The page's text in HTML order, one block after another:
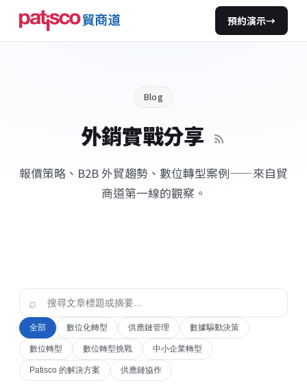
預約演示→
Blog
外銷實戰分享
報價策略、B2B 外貿趨勢、數位轉型案例——來自貿
商道第一線的觀察。
⌕
全部 數位化轉型 供應鏈管理 數據驅動決策
數位轉型 數位轉型挑戰 中小企業轉型
Patisco 的解決方案 供應鏈協作